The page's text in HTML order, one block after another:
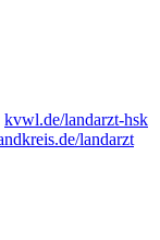
kvwl.de/landarzt-hsk
landarzt